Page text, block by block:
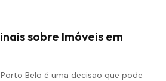
sobre Imóveis em
Belo é uma decisão que pode